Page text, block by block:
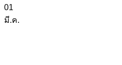
01
มี.ค.